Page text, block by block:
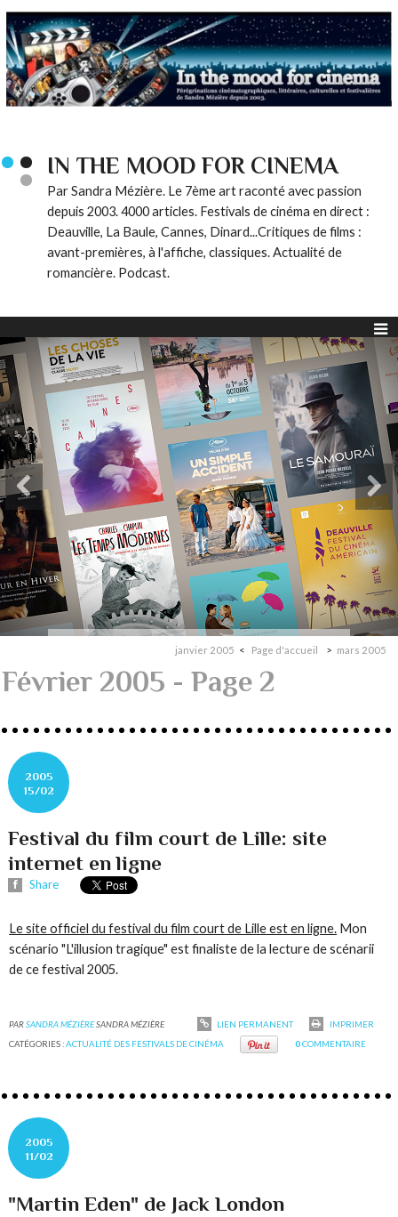
IN THE MOOD FOR CINEMA
Par Sandra Mézière. Le 7ème art raconté avec passion
depuis 2003. 4000 articles. Festivals de cinéma en direct :
Deauville, La Baule, Cannes, Dinard...Critiques de films :
avant-premières, à l'affiche, classiques. Actualité de
romancière. Podcast.
janvier 2005 Page d'accueil mars 2005
Février 2005 - Page 2
2005
15/02
Festival du film court de Lille: site
internet en ligne
Share
Le site officiel du festival du film court de Lille est en ligne. Mon
scénario "L'illusion tragique" est finaliste de la lecture de scénarii
de ce festival 2005.
PARSANDRA MÉZIÈRESANDRA MÉZIÈRE LIEN PERMANENT
IMPRIMER
CATÉGORIES :ACTUALITÉ DES FESTIVALS DE CINÉMA 0COMMENTAIRE
2005
11/02
"Martin Eden" de Jack London